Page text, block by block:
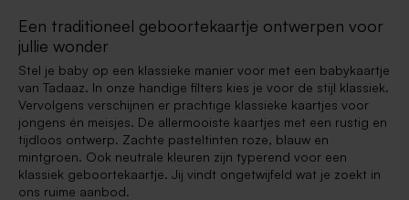
Een traditioneel geboortekaartje ontwerpen voor
jullie wonder
Stel je baby op een klassieke manier voor met een babykaartje
van Tadaaz. In onze handige filters kies je voor de stijl klassiek.
Vervolgens verschijnen er prachtige klassieke kaartjes voor
jongens én meisjes. De allermooiste kaartjes met een rustig en
tijdloos ontwerp. Zachte pasteltinten roze, blauw en
mintgroen. Ook neutrale kleuren zijn typerend voor een
klassiek geboortekaartje. Jij vindt ongetwijfeld wat je zoekt in
ons ruime aanbod.